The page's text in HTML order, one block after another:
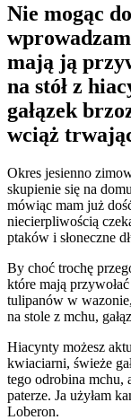
Nie mogąc
mają ją
na stół z
gałązek
wciąż
Okres jesienno
skupienie się na
mówiąc mam już
niecierpliwością
ptaków i słoneczne
By choć trochę
które mają
tulipanów w
na stole z mchu,
Hiacynty możesz
kwiaciarni, świeże
tego odrobina mchu,
paterze. Ja użyłam
Loberon.